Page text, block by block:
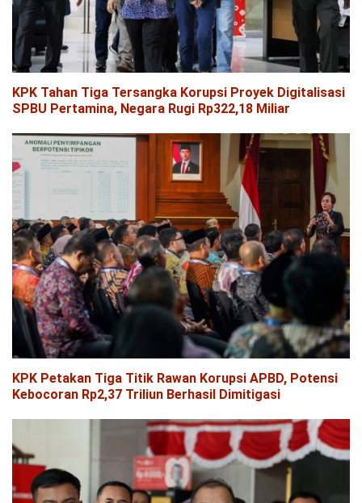
KPK Tahan Tiga Tersangka Korupsi Proyek Digitalisasi
SPBU Pertamina, Negara Rugi Rp322,18 Miliar
KPK Petakan Tiga Titik Rawan Korupsi APBD, Potensi
Kebocoran Rp2,37 Triliun Berhasil Dimitigasi